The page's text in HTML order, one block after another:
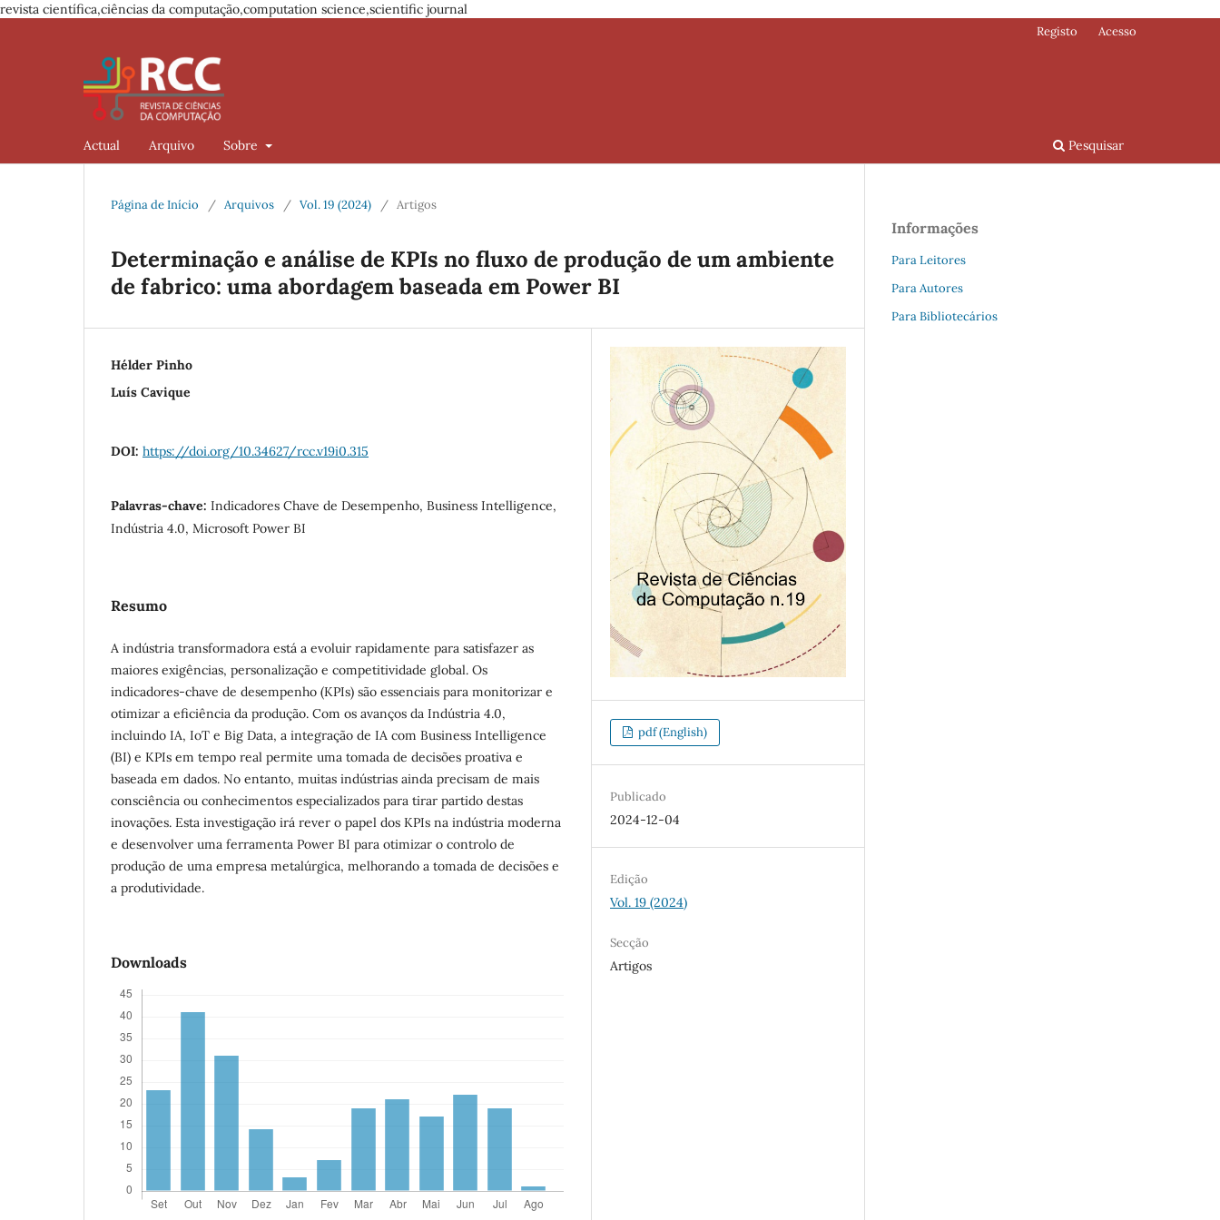
revista científica,ciências da computação,computation science,scientific journal
Actual Arquivo Sobre Pesquisar
Registo Acesso
Página de Início / Arquivos / Vol. 19 (2024) / Artigos
Determinação e análise de KPIs no fluxo de produção de um ambiente
de fabrico: uma abordagem baseada em Power BI
Hélder Pinho
Luís Cavique
DOI: https://doi.org/10.34627/rcc.v19i0.315
Palavras-chave: Indicadores Chave de Desempenho, Business Intelligence,
Indústria 4.0, Microsoft Power BI
Resumo
A indústria transformadora está a evoluir rapidamente para satisfazer as
maiores exigências, personalização e competitividade global. Os
indicadores-chave de desempenho (KPIs) são essenciais para monitorizar e
otimizar a eficiência da produção. Com os avanços da Indústria 4.0,
incluindo IA, IoT e Big Data, a integração de IA com Business Intelligence
(BI) e KPIs em tempo real permite uma tomada de decisões proativa e
baseada em dados. No entanto, muitas indústrias ainda precisam de mais
consciência ou conhecimentos especializados para tirar partido destas
inovações. Esta investigação irá rever o papel dos KPIs na indústria moderna
e desenvolver uma ferramenta Power BI para otimizar o controlo de
produção de uma empresa metalúrgica, melhorando a tomada de decisões e
a produtividade.
Downloads
pdf (English)
Publicado
2024-12-04
Edição
Vol. 19 (2024)
Secção
Artigos
Informações
Para Leitores
Para Autores
Para Bibliotecários